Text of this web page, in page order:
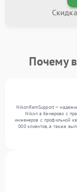
Почему
NikonRemSupport —
Nikon в Кемерово с
инженеров с профильной
000 клиентов, а также
центр поступает свыше
любой сложности и